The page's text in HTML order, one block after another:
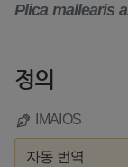
Plica mallearis
정의
IMAIOS
자동 번역